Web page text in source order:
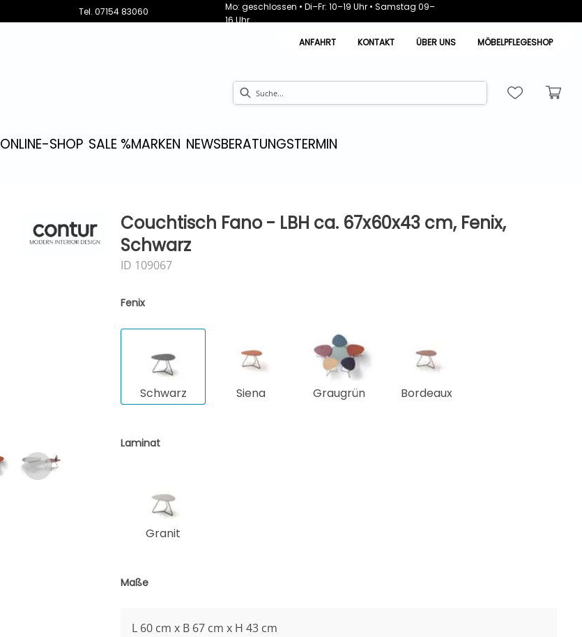
Tel. 07154 83060
Mo: geschlossen • Di–Fr: 10–19 Uhr • Samstag 09–
16 Uhr
ANFAHRT
KONTAKT ÜBER UNS MÖBELPFLEGESHOP
ONLINE-SHOP SALE %MARKEN NEWSBERATUNGSTERMIN
Couchtisch Fano - LBH ca. 67x60x43 cm, Fenix,
Schwarz
ID 109067
Fenix
Schwarz Siena Graugrün Bordeaux
Laminat
Granit
Maße
L 60 cm x B 67 cm x H 43 cm